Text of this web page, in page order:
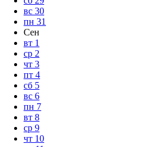
вс 30
пн 31
Сен
вт 1
ср 2
чт 3
пт 4
сб 5
вс 6
пн 7
вт 8
ср 9
чт 10